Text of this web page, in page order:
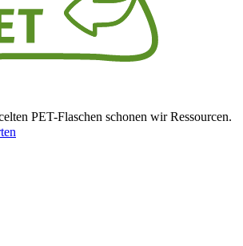
PET-Flaschen schonen wir Ressourcen.